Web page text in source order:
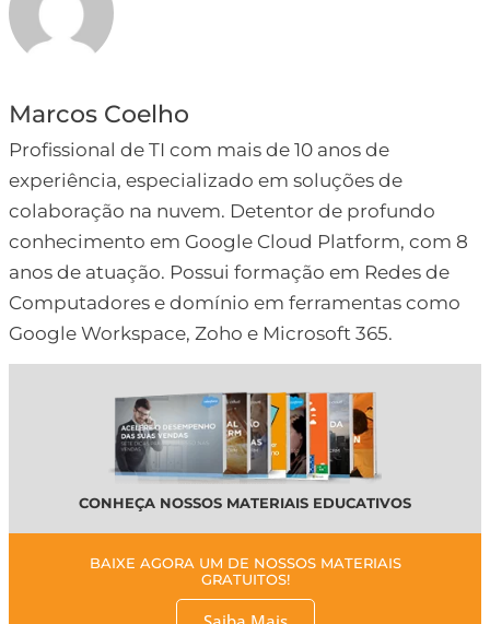
Marcos Coelho
Profissional de TI com mais de 10 anos de
experiência, especializado em soluções de
colaboração na nuvem. Detentor de profundo
conhecimento em Google Cloud Platform, com 8
anos de atuação. Possui formação em Redes de
Computadores e domínio em ferramentas como
Google Workspace, Zoho e Microsoft 365.
CONHEÇA NOSSOS MATERIAIS EDUCATIVOS
BAIXE AGORA UM DE NOSSOS MATERIAIS
GRATUITOS!